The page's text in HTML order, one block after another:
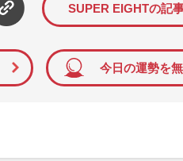
SUPER EIGHTの記
今日の運勢を